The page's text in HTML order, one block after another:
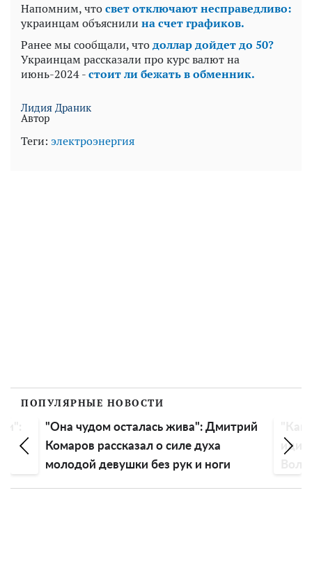
Напомним, чтосвет отключают несправедливо:
украинцам объяснили на счет графиков.
Ранее мы сообщали, чтодоллар дойдет до 50?
Украинцам рассказали про курс валют на
июнь-2024 -стоит ли бежать в обменник.
Лидия Драник
Автор
Теги: электроэнергия
ПОПУЛЯРНЫЕ НОВОСТИ
"Она чудом осталась жива": Дмитрий
Комаров рассказал о силе духа
молодой девушки без рук и ноги